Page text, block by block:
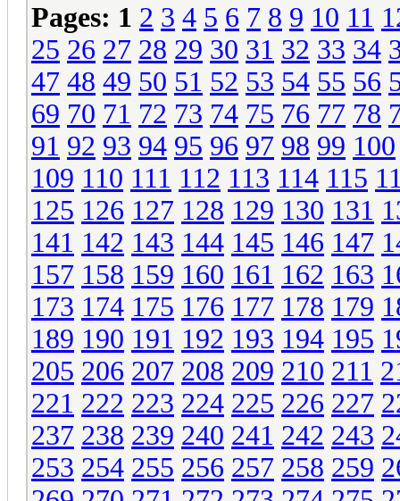
Pages: 1 2 3 4 5 6 7 8 9 10 11
25 26 27 28 29 30 31 32 33 34
47 48 49 50 51 52 53 54 55 56
69 70 71 72 73 74 75 76 77 78
91 92 93 94 95 96 97 98 99 100
109 110 111 112 113 114 115
125 126 127 128 129 130 131
141 142 143 144 145 146 147
157 158 159 160 161 162 163
173 174 175 176 177 178 179
189 190 191 192 193 194 195
205 206 207 208 209 210 211
221 222 223 224 225 226 227
237 238 239 240 241 242 243
253 254 255 256 257 258 259